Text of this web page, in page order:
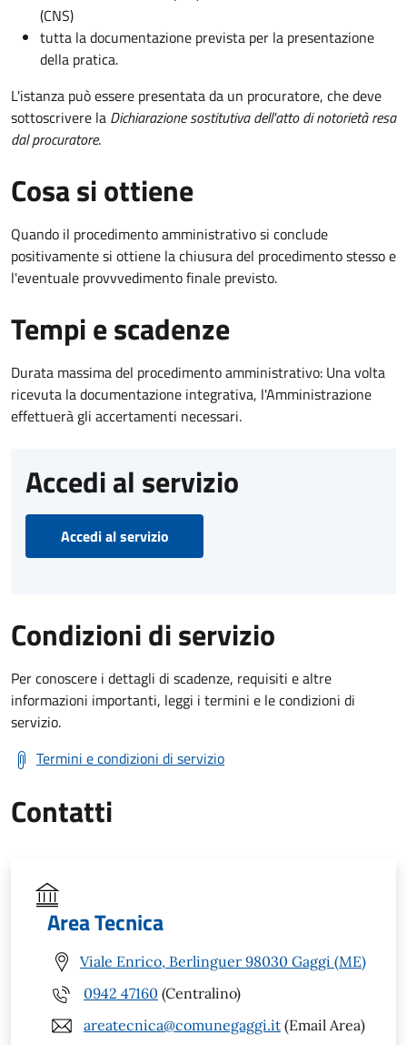
(CNS)
tutta la documentazione prevista per la presentazione
della pratica.
L'istanza può essere presentata da un procuratore, che deve
sottoscrivere la Dichiarazione sostitutiva dell'atto di notorietà resa
dal procuratore.
Cosa si ottiene
Quando il procedimento amministrativo si conclude
positivamente si ottiene la chiusura del procedimento stesso e
l'eventuale provvvedimento finale previsto.
Tempi e scadenze
Durata massima del procedimento amministrativo: Una volta
ricevuta la documentazione integrativa, l'Amministrazione
effettuerà gli accertamenti necessari.
Accedi al servizio
Accedi al servizio
Condizioni di servizio
Per conoscere i dettagli di scadenze, requisiti e altre
informazioni importanti, leggi i termini e le condizioni di
servizio.
Termini e condizioni di servizio
Contatti
Area Tecnica
Viale Enrico, Berlinguer 98030 Gaggi (ME)
0942 47160 (Centralino)
areatecnica@comunegaggi.it (Email Area)